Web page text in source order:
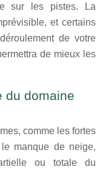
sur les pistes. La
et certains
de votre
de mieux les
du domaine
comme les fortes
manque de neige,
ou totale du